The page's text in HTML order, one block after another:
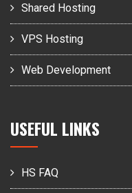
Shared Hosting
VPS Hosting
Web Development
USEFUL LINKS
HS FAQ